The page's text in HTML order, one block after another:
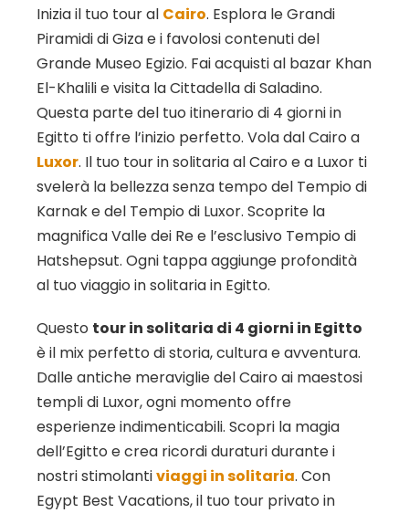
Inizia il tuo tour al Cairo. Esplora le Grandi
Piramidi di Giza e i favolosi contenuti del
Grande Museo Egizio. Fai acquisti al bazar Khan
El-Khalili e visita la Cittadella di Saladino.
Questa parte del tuo itinerario di 4 giorni in
Egitto ti offre l’inizio perfetto. Vola dal Cairo a
Luxor. Il tuo tour in solitaria al Cairo e a Luxor ti
svelerà la bellezza senza tempo del Tempio di
Karnak e del Tempio di Luxor. Scoprite la
magnificaValle dei Ree l’esclusivo Tempio di
Hatshepsut. Ogni tappa aggiunge profondità
al tuo viaggio in solitaria in Egitto.
Questo tour in solitaria di 4 giorni in Egitto
è il mix perfetto di storia, cultura e avventura.
Dalle antiche meraviglie del Cairo ai maestosi
templi di Luxor, ogni momento offre
esperienze indimenticabili. Scopri la magia
dell’Egitto e crea ricordi duraturi durante i
nostri stimolantiviaggi in solitaria. Con
Egypt Best Vacations, il tuo tour privato in